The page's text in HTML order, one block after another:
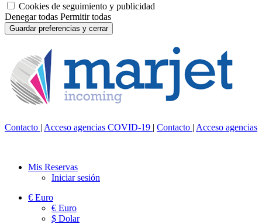
Cookies de seguimiento y publicidad
Denegar todas Permitir todas
Guardar preferencias y cerrar
Contacto | Acceso agencias COVID-19 | Contacto | Acceso agencias
Mis Reservas
Iniciar sesión
€ Euro
€ Euro
$ Dolar